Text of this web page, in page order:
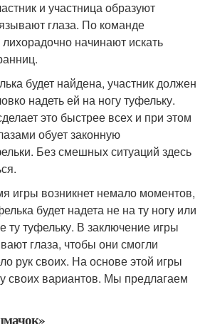
и участница образуют
глаза. По команде
начинают искать
будет найдена, участник должен
надеть ей на ногу туфельку.
это быстрее всех и при этом
обует законную
Без смешных ситуаций здесь
игры возникнет немало моментов,
будет надета не на ту ногу или
ту туфельку. В заключение игры
глаза, чтобы они смогли
рук своих. На основе этой игры
своих вариантов. Мы предлагаем